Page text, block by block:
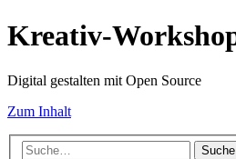
Kreativ-
Digital gestalten mit Open Source
Zum Inhalt
Suche